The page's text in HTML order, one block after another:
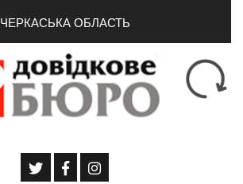
ЧЕРКАСЬКА ОБЛАСТЬ